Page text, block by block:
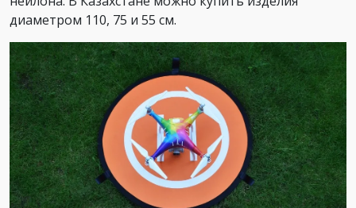
диаметром 110, 75 и 55 см.